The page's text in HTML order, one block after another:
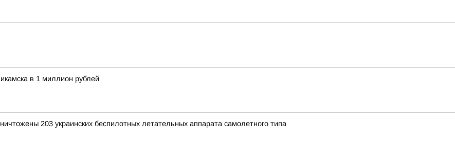
в 1 миллион рублей
203 украинских беспилотных летательных аппарата самолетного типа